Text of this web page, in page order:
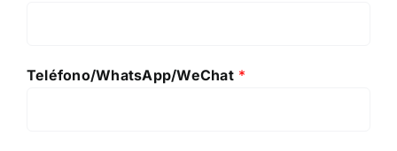
Teléfono/WhatsApp/WeChat *